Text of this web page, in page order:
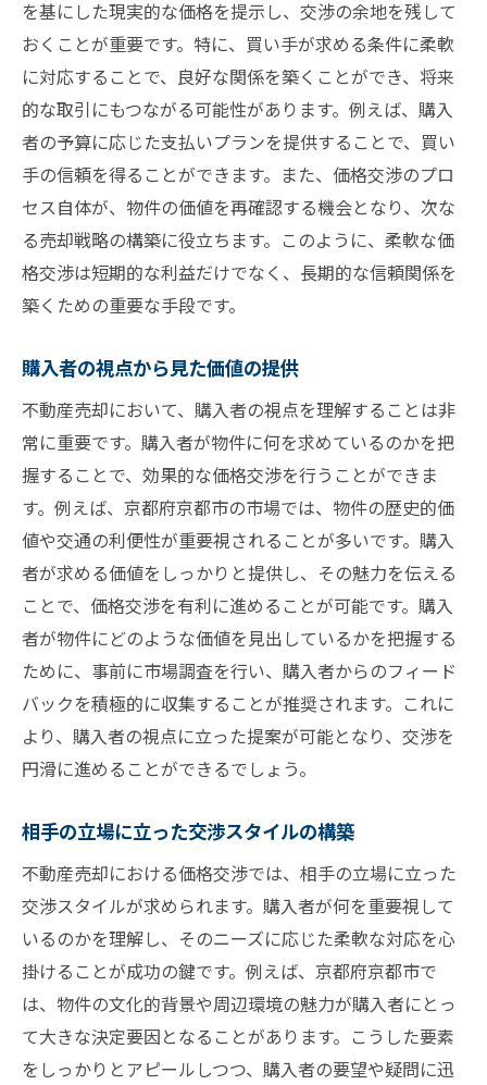
を基にした現実的な価格を提示し、交渉の余地を残して
おくことが重要です。特に、買い手が求める条件に柔軟
に対応することで、良好な関係を築くことができ、将来
的な取引にもつながる可能性があります。例えば、購入
者の予算に応じた支払いプランを提供することで、買い
手の信頼を得ることができます。また、価格交渉のプロ
セス自体が、物件の価値を再確認する機会となり、次な
る売却戦略の構築に役立ちます。このように、柔軟な価
格交渉は短期的な利益だけでなく、長期的な信頼関係を
築くための重要な手段です。
購入者の視点から見た価値の提供
不動産売却において、購入者の視点を理解することは非
常に重要です。購入者が物件に何を求めているのかを把
握することで、効果的な価格交渉を行うことができま
す。例えば、京都府京都市の市場では、物件の歴史的価
値や交通の利便性が重要視されることが多いです。購入
者が求める価値をしっかりと提供し、その魅力を伝える
ことで、価格交渉を有利に進めることが可能です。購入
者が物件にどのような価値を見出しているかを把握する
ために、事前に市場調査を行い、購入者からのフィード
バックを積極的に収集することが推奨されます。これに
より、購入者の視点に立った提案が可能となり、交渉を
円滑に進めることができるでしょう。
相手の立場に立った交渉スタイルの構築
不動産売却における価格交渉では、相手の立場に立った
交渉スタイルが求められます。購入者が何を重要視して
いるのかを理解し、そのニーズに応じた柔軟な対応を心
掛けることが成功の鍵です。例えば、京都府京都市で
は、物件の文化的背景や周辺環境の魅力が購入者にとっ
て大きな決定要因となることがあります。こうした要素
をしっかりとアピールしつつ、購入者の要望や疑問に迅